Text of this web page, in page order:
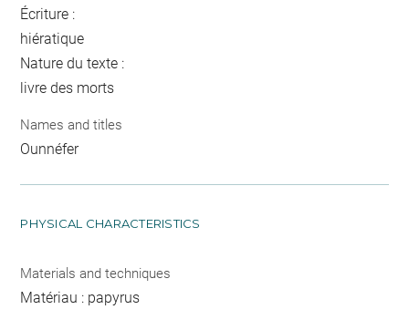
Écriture :
hiératique
Nature du texte :
livre des morts
Names and titles
Ounnéfer
PHYSICAL CHARACTERISTICS
Materials and techniques
Matériau : papyrus